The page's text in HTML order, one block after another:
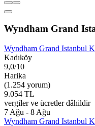
Wyndham Grand
Wyndham Grand Istanbul
Kadıköy
9,0/10
Harika
(1.254 yorum)
9.054 TL
vergiler ve ücretler dâhildir
7 Ağu - 8 Ağu
Wyndham Grand Istanbul